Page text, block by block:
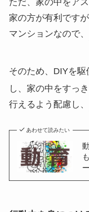
ただ、家の中をア
家の方が有利です
マンションなので、
そのため、DIYを駆
し、家の中をすっ
行えるよう配慮し、
あわせて読みたい
ー